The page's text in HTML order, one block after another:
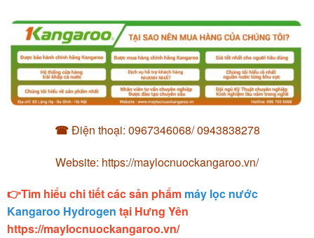
☎Điện thoại: 0967346068/ 0943838278
Website: https://maylocnuockangaroo.vn/
👉Tìm hiểu chi tiết các sản phẩm máy lọc nước
Kangaroo Hydrogen tại Hưng Yên
https://maylocnuockangaroo.vn/